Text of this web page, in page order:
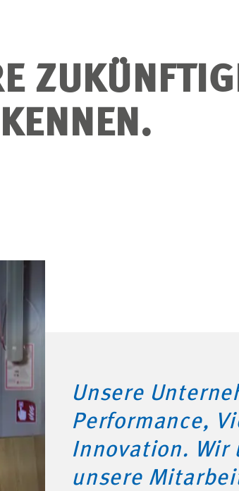
Unsere
Performance,
Innovation. Wir
unsere